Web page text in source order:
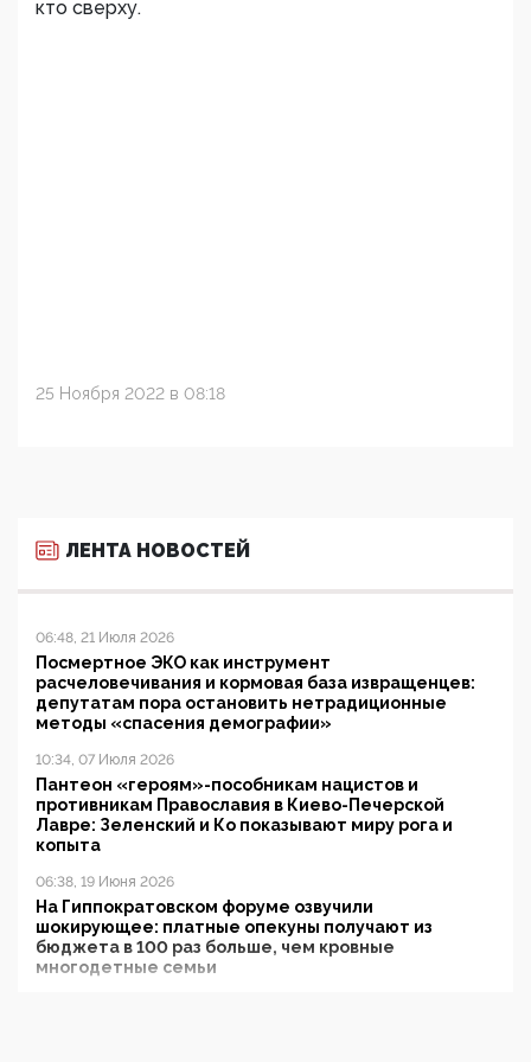
кто сверху.
25 Ноября 2022 в 08:18
ЛЕНТА НОВОСТЕЙ
06:48, 21 Июля 2026
Посмертное ЭКО как инструмент
расчеловечивания и кормовая база извращенцев:
депутатам пора остановить нетрадиционные
методы «спасения демографии»
10:34, 07 Июля 2026
Пантеон «героям»-пособникам нацистов и
противникам Православия в Киево-Печерской
Лавре: Зеленский и Ко показывают миру рога и
копыта
06:38, 19 Июня 2026
На Гиппократовском форуме озвучили
шокирующее: платные опекуны получают из
бюджета в 100 раз больше, чем кровные
многодетные семьи